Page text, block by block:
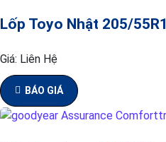
Lốp Toyo Nhật 205/
Giá: Liên Hệ
BÁO GIÁ